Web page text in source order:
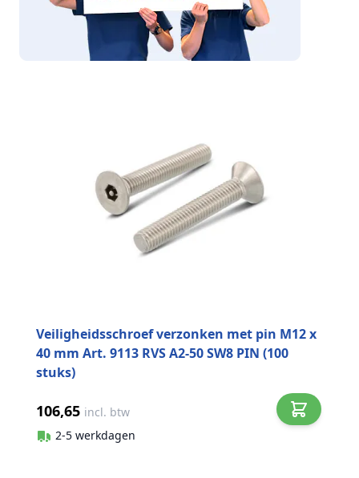
Veiligheidsschroef verzonken met pin M12 x
40 mm Art. 9113 RVS A2-50 SW8 PIN (100
stuks)
106,65 incl. btw
2-5 werkdagen